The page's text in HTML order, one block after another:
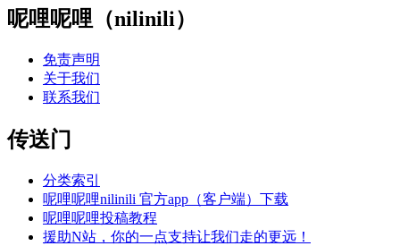
呢哩呢哩（nilinili）
免责声明
关于我们
联系我们
传送门
分类索引
呢哩呢哩nilinili 官方app（客户端）下载
呢哩呢哩投稿教程
援助N站，你的一点支持让我们走的更远！